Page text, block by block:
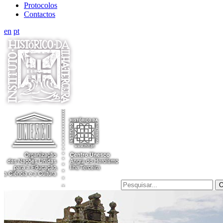
Protocolos
Contactos
en pt